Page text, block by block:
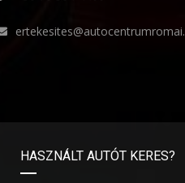
HASZNÁLT AUTÓT KERES?